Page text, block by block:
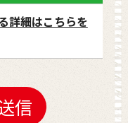
詳細はこちらを